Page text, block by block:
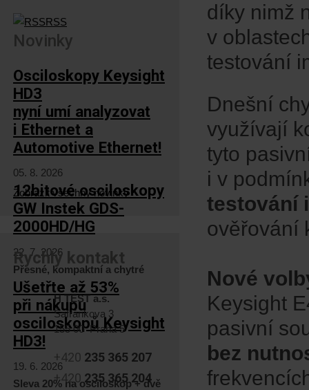
díky nimž
v
testování
Dnešní
využívají
tyto
i v
testování
ověřování
Nové
Keysight
pasivní
bez
RSS
Novinky
Osciloskopy Keysight
HD3
nyní umí analyzovat
i Ethernet a
Automotive Ethernet!
05. 8. 2026
12bitové osciloskopy
GW Instek GDS-
2000HD/HG
22. 7. 2026
Přesné, kompaktní a chytré
Ušetřte až 53%
při nákupu
osciloskopů Keysight
HD3!
19. 6. 2026
Sleva 20% na osciloskop + dvě
Zobrazit všechny novinky
Rychlý kontakt
H TEST a.s.
Šafránkova 3
155 00 Praha 5
+420 235 365 207
+420 235 365 204